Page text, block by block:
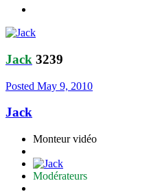
Jack 3239
Posted May 9, 2010
Jack
Monteur vidéo
Modérateurs